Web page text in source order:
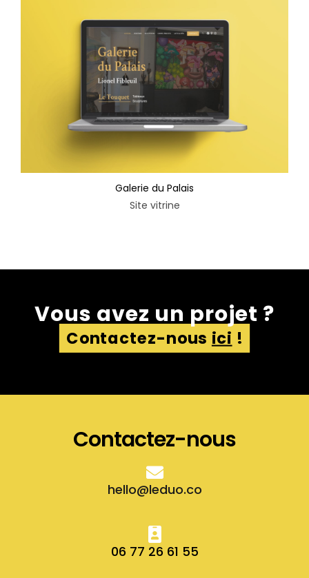
Galerie du Palais
Site vitrine
Vous avez un projet ?
Contactez-nousici
Contactez-nous
hello@leduo.co
06 77 26 61 55